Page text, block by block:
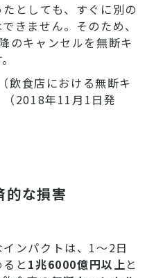
としても、すぐに別の
きません。そのため、
のキャンセルを無断キ
食店における無断キ
（2018年11月1日発
的な損害
ンパクトは、1～2日
と 1兆6000億円以上と